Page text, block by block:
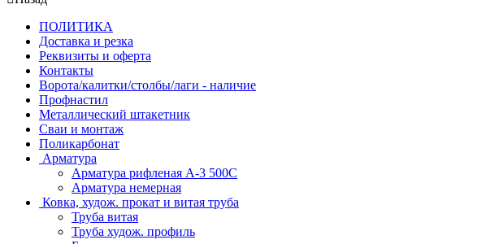
ПОЛИТИКА
Доставка и резка
Реквизиты и оферта
Контакты
Ворота/калитки/столбы/лаги - наличие
Профнастил
Металлический штакетник
Сваи и монтаж
Поликарбонат
Арматура
Арматура рифленая А-3 500С
Арматура немерная
Ковка, худож. прокат и витая труба
Труба витая
Труба худож. профиль